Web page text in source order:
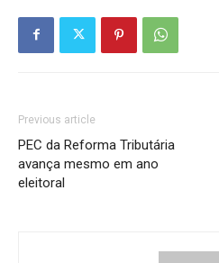
Previous article
PEC da Reforma Tributária
avança mesmo em ano
eleitoral